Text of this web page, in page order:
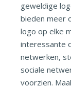
geweldige
bieden meer
logo op elke
interessante
netwerken,
sociale
voorzien.